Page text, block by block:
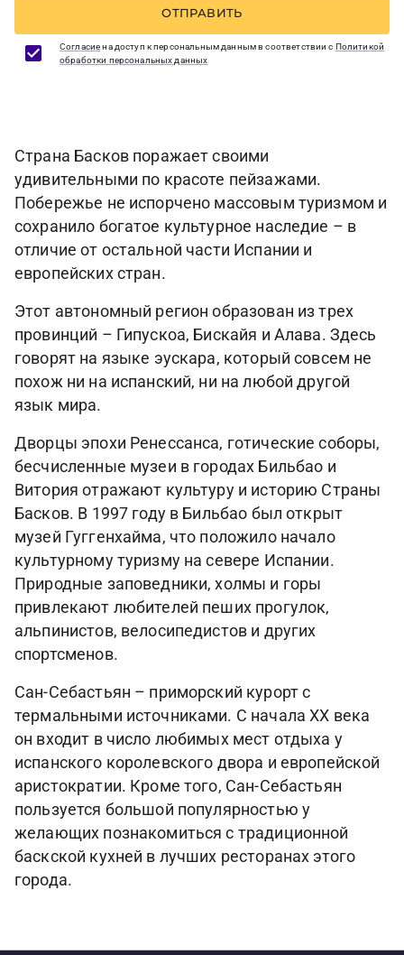
ОТПРАВИТЬ
Согласиена доступ к персональным данным в соответствии с Политикой
обработки персональных данных
​Страна Басков поражает своими
удивительными по красоте пейзажами.
Побережье не испорчено массовым туризмом и
сохранило богатое культурное наследие – в
отличие от остальной части Испании и
европейских стран.
Этот автономный регион образован из трех
провинций – Гипускоа, Бискайя и Алава. Здесь
говорят на языке эускара, который совсем не
похож ни на испанский, ни на любой другой
язык мира.
Дворцы эпохи Ренессанса, готические соборы,
бесчисленные музеи в городах Бильбао и
Витория отражают культуру и историю Страны
Басков. В 1997 году в Бильбао был открыт
музей Гуггенхайма, что положило начало
культурному туризму на севере Испании.
Природные заповедники, холмы и горы
привлекают любителей пеших прогулок,
альпинистов, велосипедистов и других
спортсменов.
Сан-Себастьян – приморский курорт с
термальными источниками. С начала XX века
он входит в число любимых мест отдыха у
испанского королевского двора и европейской
аристократии. Кроме того, Сан-Себастьян
пользуется большой популярностью у
желающих познакомиться с традиционной
баскской кухней в лучших ресторанах этого
города.